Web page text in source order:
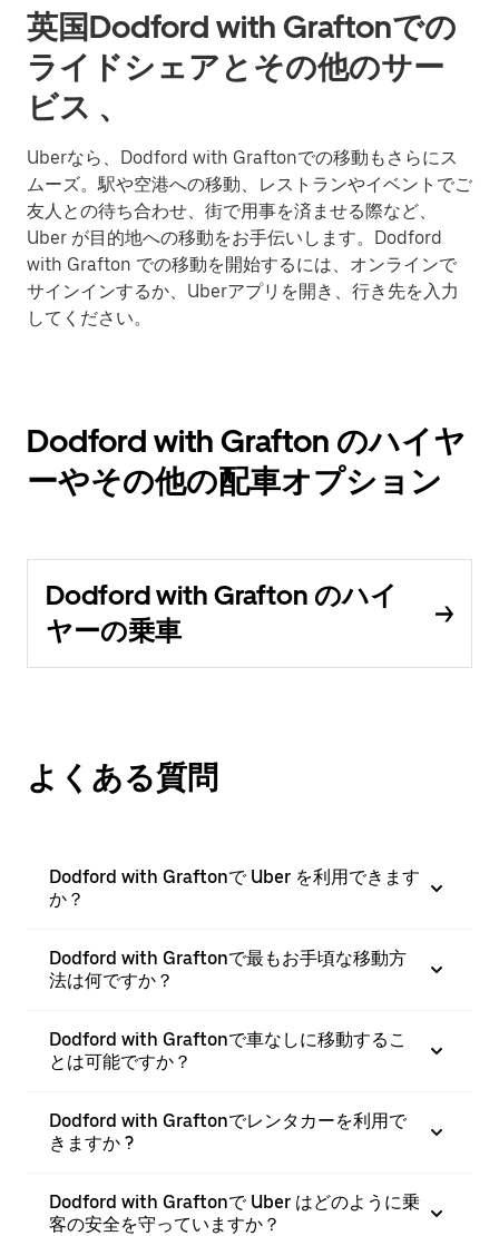
英国Dodford with Graftonでの
ライドシェアとその他のサー
ビス 、
Uberなら、Dodford with Graftonでの移動もさらにス
ムーズ。駅や空港への移動、レストランやイベントでご
友人との待ち合わせ、街で用事を済ませる際など、
Uber が目的地への移動をお手伝いします。Dodford
with Grafton での移動を開始するには、オンラインで
サインインするか、Uberアプリを開き、行き先を入力
してください。
Dodford with Grafton のハイヤ
ーやその他の配車オプション
Dodford with Grafton のハイ
ヤーの乗車
よくある質問
Dodford with Graftonで Uber を利用できます
か？
Dodford with Graftonで最もお手頃な移動方
法は何ですか？
Dodford with Graftonで車なしに移動するこ
とは可能ですか？
Dodford with Graftonでレンタカーを利用で
きますか ?
Dodford with Graftonで Uber はどのように乗
客の安全を守っていますか？